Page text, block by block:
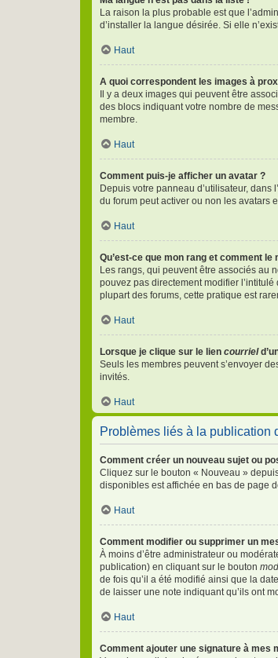
La raison la plus probable est que
d’installer la langue désirée. Si elle
Haut
A quoi correspondent les images à
Il y a deux images qui peuvent être
des blocs indiquant votre nombre de
membre.
Haut
Comment puis-je afficher un avatar ?
Depuis votre panneau d’utilisateur, dans
du forum peut activer ou non les avatars
Haut
Qu’est-ce que mon rang et comment le
Les rangs, qui peuvent être associés au
pouvez pas directement modifier
plupart des forums, cette pratique est
Haut
Lorsque je clique sur le lien courriel
Seuls les membres peuvent s’envoyer
invités.
Haut
Problèmes liés à la publication
Comment créer un nouveau sujet ou
Cliquez sur le bouton « Nouveau »
disponibles est affichée en bas de page
Haut
Comment modifier ou supprimer un
À moins d’être administrateur ou
publication) en cliquant sur le bouton
de fois qu’il a été modifié ainsi que la
de laisser une note indiquant qu’ils ont
Haut
Comment ajouter une signature à mes